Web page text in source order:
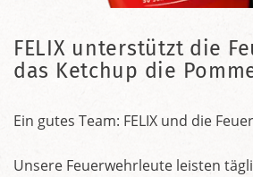
FELIX unterstützt die
das Ketchup die
Ein gutes Team: FELIX und die
Unsere Feuerwehrleute leisten